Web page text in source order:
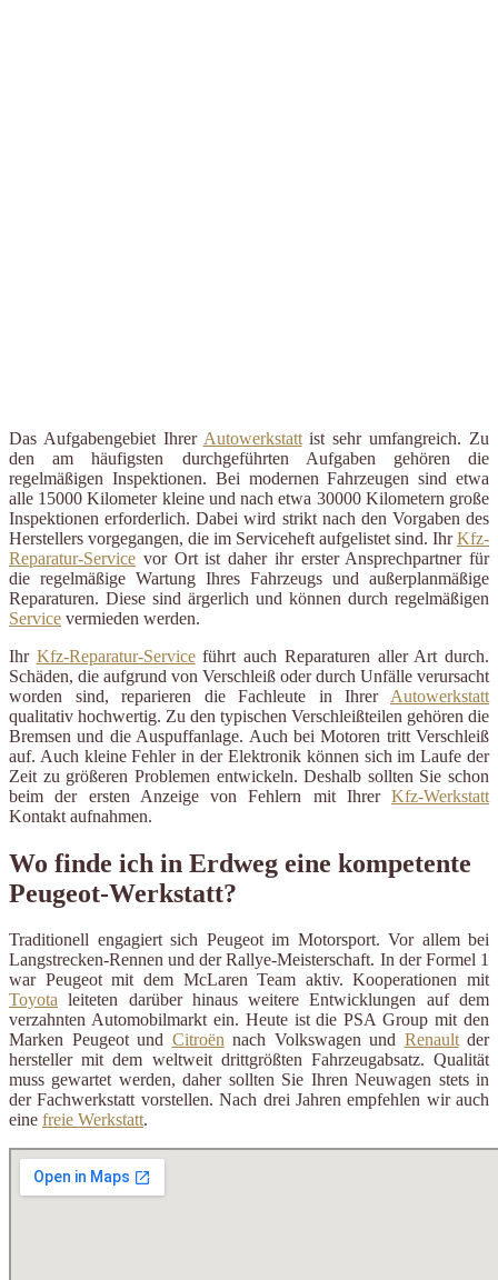
Das Aufgabengebiet Ihrer Autowerkstattist sehr umfangreich. Zu
den am häufigsten durchgeführten Aufgaben gehören die
regelmäßigen Inspektionen. Bei modernen Fahrzeugen sind etwa
alle 15000 Kilometer kleine und nach etwa 30000 Kilometern große
Inspektionen erforderlich. Dabei wird strikt nach den Vorgaben des
Herstellers vorgegangen, die im Serviceheft aufgelistet sind. IhrKfz-
Reparatur-Service vor Ort ist daher ihr erster Ansprechpartner für
die regelmäßige Wartung Ihres Fahrzeugs und außerplanmäßige
Reparaturen. Diese sind ärgerlich und können durch regelmäßigen
Service vermieden werden.
Ihr Kfz-Reparatur-Serviceführt auch Reparaturen aller Art durch.
Schäden, die aufgrund von Verschleiß oder durch Unfälle verursacht
worden sind, reparieren die Fachleute in Ihrer Autowerkstatt
qualitativ hochwertig. Zu den typischen Verschleißteilen gehören die
Bremsen und die Auspuffanlage. Auch bei Motoren tritt Verschleiß
auf. Auch kleine Fehler in der Elektronik können sich im Laufe der
Zeit zu größeren Problemen entwickeln. Deshalb sollten Sie schon
beim der ersten Anzeige von Fehlern mit Ihrer Kfz-Werkstatt
Kontakt aufnahmen.
Wo finde ich in Erdweg eine kompetente
Peugeot-Werkstatt?
Traditionell engagiert sich Peugeot im Motorsport. Vor allem bei
Langstrecken-Rennen und der Rallye-Meisterschaft. In der Formel 1
war Peugeot mit dem McLaren Team aktiv. Kooperationen mit
Toyota leiteten darüber hinaus weitere Entwicklungen auf dem
verzahnten Automobilmarkt ein. Heute ist die PSA Group mit den
Marken Peugeot und Citroënnach Volkswagen und Renaultder
hersteller mit dem weltweit drittgrößten Fahrzeugabsatz. Qualität
muss gewartet werden, daher sollten Sie Ihren Neuwagen stets in
der Fachwerkstatt vorstellen. Nach drei Jahren empfehlen wir auch
eine freie Werkstatt.